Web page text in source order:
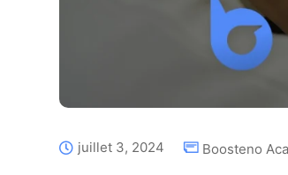
juillet 3, 2024 Boosteno